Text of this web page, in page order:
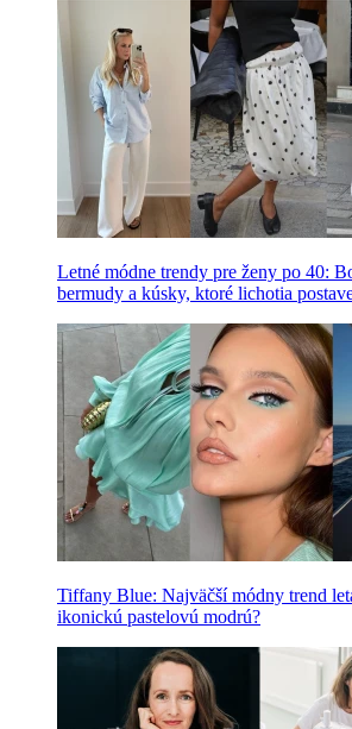
Letné módne trendy pre ženy po 40:
bermudy a kúsky, ktoré lichotia
Tiffany Blue: Najväčší módny trend
ikonickú pastelovú modrú?